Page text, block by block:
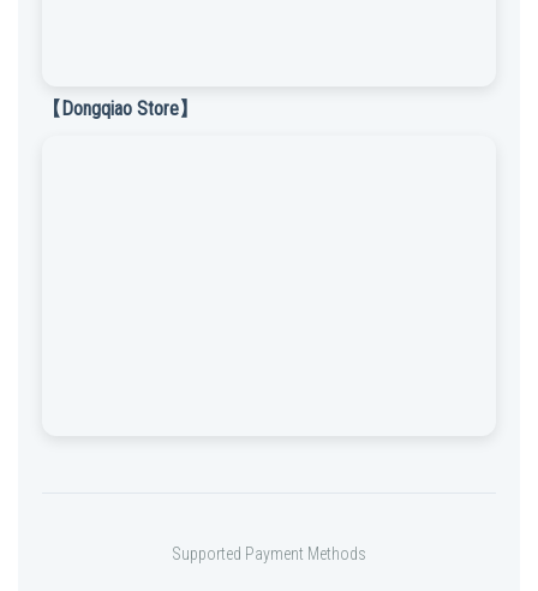
【Dongqiao Store】
Supported Payment Methods